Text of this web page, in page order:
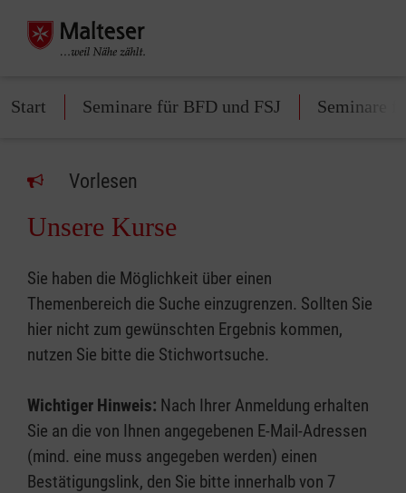
Start Seminare für BFD und FSJ Seminare
Vorlesen
Unsere Kurse
Sie haben die Möglichkeit über einen
Themenbereich die Suche einzugrenzen. Sollten Sie
hier nicht zum gewünschten Ergebnis kommen,
nutzen Sie bitte die Stichwortsuche.
Wichtiger Hinweis: Nach Ihrer Anmeldung erhalten
Sie an die von Ihnen angegebenen E-Mail-Adressen
(mind. eine muss angegeben werden) einen
Bestätigungslink, den Sie bitte innerhalb von 7